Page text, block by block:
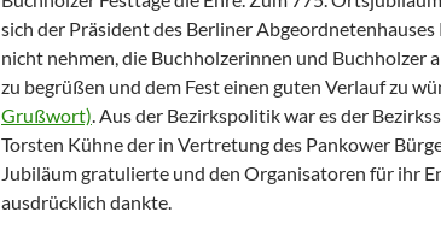
sich der Präsident des Berliner Abgeordnetenhauses
nicht nehmen, die Buchholzerinnen und Buchholzer
zu begrüßen und dem Fest einen guten Verlauf zu
Grußwort). Aus der Bezirkspolitik war es der
Torsten Kühne der in Vertretung des Pankower
Jubiläum gratulierte und den Organisatoren für ihr
ausdrücklich dankte.